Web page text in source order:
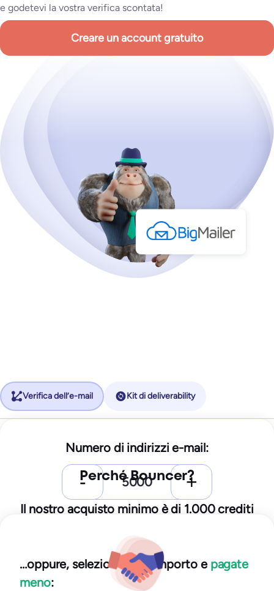
e godetevi la vostra verifica scontata!
Creare un account gratuito
Verifica dell’e-mail Kit di deliverability
Numero di indirizzi e-mail:
Il nostro acquisto minimo è di 1.000 crediti
…oppure, selezionate un importo e pagate
meno:
25$/mese
250 email di prova
10IP/domini monitorati
Si ottiene con il piano Starter:
Perché Bouncer?